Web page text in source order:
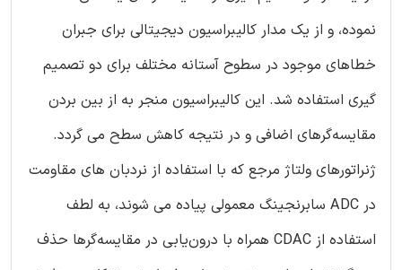
نموده، و از یک مدار کالیبراسیون دیجیتالی برای جبران
خطاهای موجود در سطوح آستانه مختلف برای دو تصمیم
گیری استفاده شد. این کالیبراسیون منجر به از بین بردن
مقایسه‌گرهای اضافی و در نتیجه کاهش سطح می گردد.
ژنراتورهای ولتاژ مرجع که با استفاده از نردبان های مقاومت
در ADC سابرنجینگ معمولی پیاده می شوند، به لطف
استفاده از CDAC همراه با درون‌یابی در مقایسه‌گرها حذف